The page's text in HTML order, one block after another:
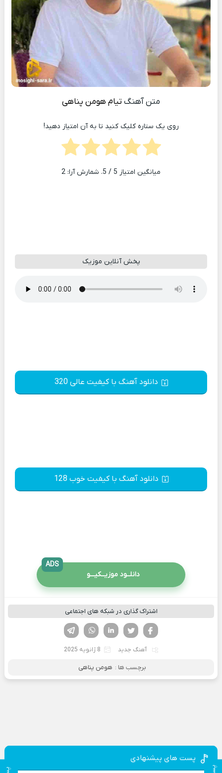
متن آهنگ تیام هومن پناهی
روی یک ستاره کلیک کنید تا به آن امتیاز دهید!
میانگین امتیاز 5 / 5. شمارش آرا: 2
پخش آنلاین موزیک
دانلود آهنگ با کیفیت عالی 320
دانلود آهنگ با کیفیت خوب 128
دانلــود موزیــکیـــو
ADS
اشتراک گذاری در شبکه های اجتماعی
لینکدین تویتر
فیسوک
آهنگ جدید 8 ژانویه 2025
برچسب ها : هومن پناهی
پست های پیشنهادی